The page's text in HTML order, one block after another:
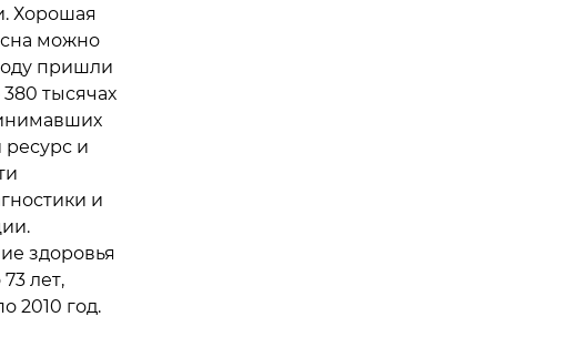
Хорошая
сна можно
пришли
тысячах
ресурс и
и
здоровья
лет,
2010 год.